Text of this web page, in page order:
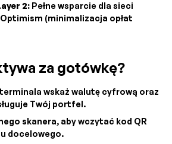
2: Pełne wsparcie dla sieci
(minimalizacja opłat
za gotówkę?
wskaż walutę cyfrową oraz
Twój portfel.
skanera, aby wczytać kod QR
docelowego.